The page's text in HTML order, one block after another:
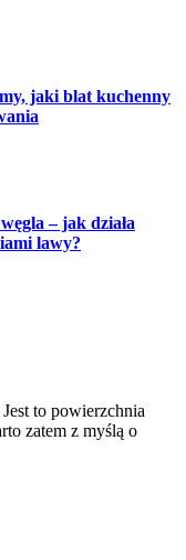
jaki blat kuchenny
– jak działa
lawy?
to powierzchnia
zatem z myślą o